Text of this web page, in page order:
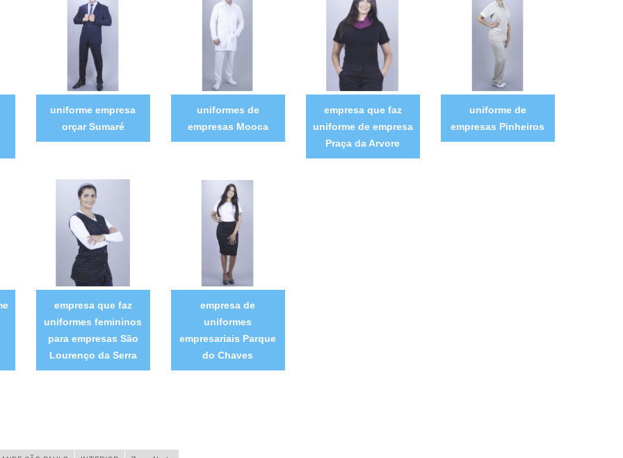
uniforme empresa
orçar Sumaré
uniformes de
empresas Mooca
empresa que faz
uniforme de empresa
Praça da Arvore
uniforme de
empresas Pinheiros
empresa que faz
uniformes femininos
para empresas São
Lourenço da Serra
empresa de
uniformes
empresariais Parque
do Chaves